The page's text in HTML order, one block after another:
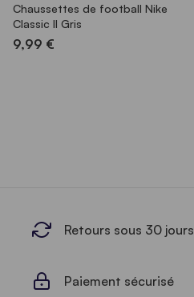
Chaussettes de football Nike
Classic II Gris
9,99 €
Retours sous 30 jours
Paiement sécurisé